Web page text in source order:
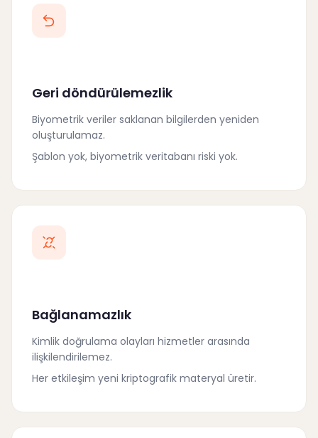
Geri döndürülemezlik
Biyometrik veriler saklanan bilgilerden yeniden
oluşturulamaz.
Şablon yok, biyometrik veritabanı riski yok.
Bağlanamazlık
Kimlik doğrulama olayları hizmetler arasında
ilişkilendirilemez.
Her etkileşim yeni kriptografik materyal üretir.